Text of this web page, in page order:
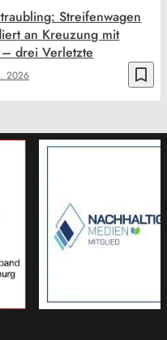
bookmark_border
2026
Streifenwagen
an Kreuzung mit
drei Verletzte